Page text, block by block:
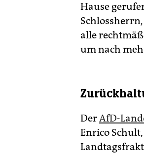
Hause
alle
um nach
DerAfD-
Enrico